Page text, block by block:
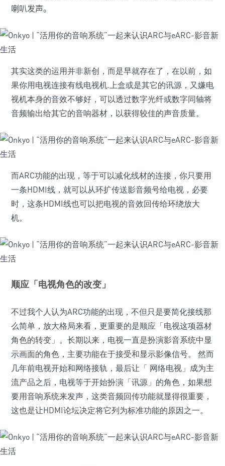
喇叭发声。
其实这类的运用并非新创，而是早就存在了，在以前，如
果你用电视连接有线电视机.上盒或是其它的讯源，又嫌电
视机本身的音效不够好，可以透过数字光纤或数字同轴将
音频输出给其它的音响器材，以获得较佳的声音质量。
而ARC功能的出现，等于可以减化线材的连接，你只要用
一条HDMI线，就可以从环扩传送影音频号给电视，必要
时，这条HDMI线也可以把电视的音效回传给环绕放大
机。
顺应「电视角色的改变」
不过我个人认为ARC功能的出现，不但只是要简化接线那
么简单，放大格局来看，更重要的是顺应「电视这项器材
角色的转变」。长期以来，电视一直是扮演影音系统中显
示画面的角色，主要功能在于接受和显示影像信号。 然而
几年前电视开始和网络接轨，最后让「 网络电视」成为主
流产品之后，电视等于开始扮演「讯源」的角色，如果想
要用音响系统来发声，这类音频回传功能就显得很重要，
这也是让HDMI论坛决定将它列为标准功能的原因之一。